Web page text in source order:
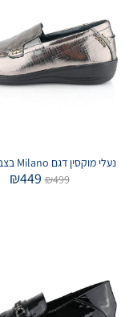
נעלי מוקסין דגם Milano בצבע מטאלי
₪499
₪449